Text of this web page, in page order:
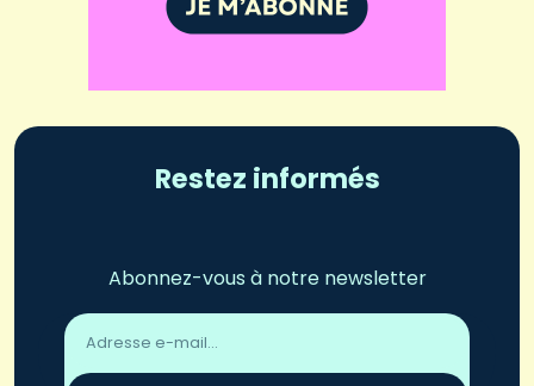
Restez informés
Abonnez-vous à notre newsletter
Adresse
email